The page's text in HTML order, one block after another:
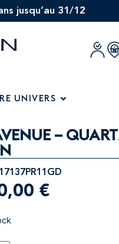
jusqu’au 31/12
UNIVERS
–
€